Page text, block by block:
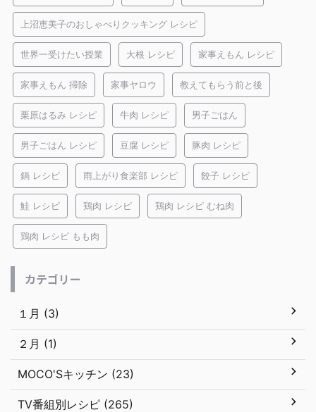
上沼恵美子のおしゃべりクッキング レシピ
世界一受けたい授業 大根 レシピ 家事えもん レシピ
家事えもん 掃除 家事ヤロウ 教えてもらう前と後
栗原はるみ レシピ 牛肉 レシピ 男子ごはん
男子ごはん レシピ 豆腐 レシピ 豚肉 レシピ
鍋 レシピ 雨上がり食楽部 レシピ 餃子 レシピ
鮭 レシピ 鶏肉 レシピ 鶏肉 レシピ むね肉
鶏肉 レシピ もも肉
カテゴリー
１月 (3)
２月 (1)
MOCO'Sキッチン (23)
TV番組別レシピ (265)